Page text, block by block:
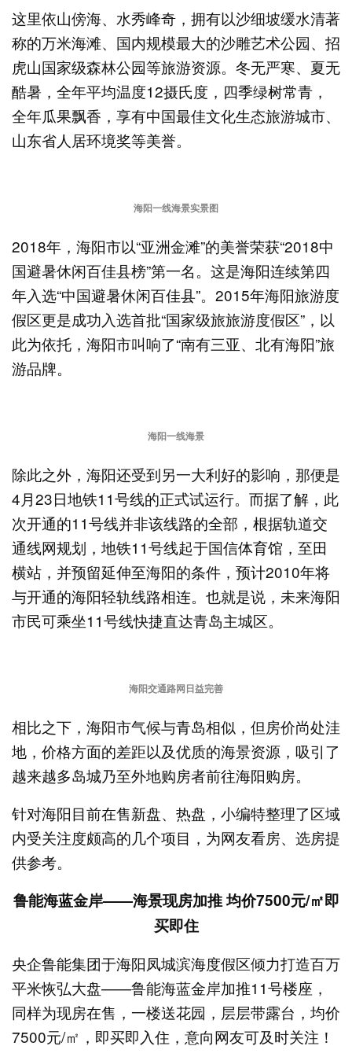
这里依山傍海、水秀峰奇，拥有以沙细坡缓水清著
称的万米海滩、国内规模最大的沙雕艺术公园、招
虎山国家级森林公园等旅游资源。冬无严寒、夏无
酷暑，全年平均温度12摄氏度，四季绿树常青，
全年瓜果飘香，享有中国最佳文化生态旅游城市、
山东省人居环境奖等美誉。
海阳一线海景实景图
2018年，海阳市以“亚洲金滩”的美誉荣获“2018中
国避暑休闲百佳县榜”第一名。这是海阳连续第四
年入选“中国避暑休闲百佳县”。2015年海阳旅游度
假区更是成功入选首批“国家级旅旅游度假区”，以
此为依托，海阳市叫响了“南有三亚、北有海阳”旅
游品牌。
海阳一线海景
除此之外，海阳还受到另一大利好的影响，那便是
4月23日地铁11号线的正式试运行。而据了解，此
次开通的11号线并非该线路的全部，根据轨道交
通线网规划，地铁11号线起于国信体育馆，至田
横站，并预留延伸至海阳的条件，预计2010年将
与开通的海阳轻轨线路相连。也就是说，未来海阳
市民可乘坐11号线快捷直达青岛主城区。
海阳交通路网日益完善
相比之下，海阳市气候与青岛相似，但房价尚处洼
地，价格方面的差距以及优质的海景资源，吸引了
越来越多岛城乃至外地购房者前往海阳购房。
针对海阳目前在售新盘、热盘，小编特整理了区域
内受关注度颇高的几个项目，为网友看房、选房提
供参考。
鲁能海蓝金岸——海景现房加推 均价7500元/㎡即
买即住
央企鲁能集团于海阳凤城滨海度假区倾力打造百万
平米恢弘大盘——鲁能海蓝金岸加推11号楼座，
同样为现房在售，一楼送花园，层层带露台，均价
7500元/㎡，即买即入住，意向网友可及时关注！